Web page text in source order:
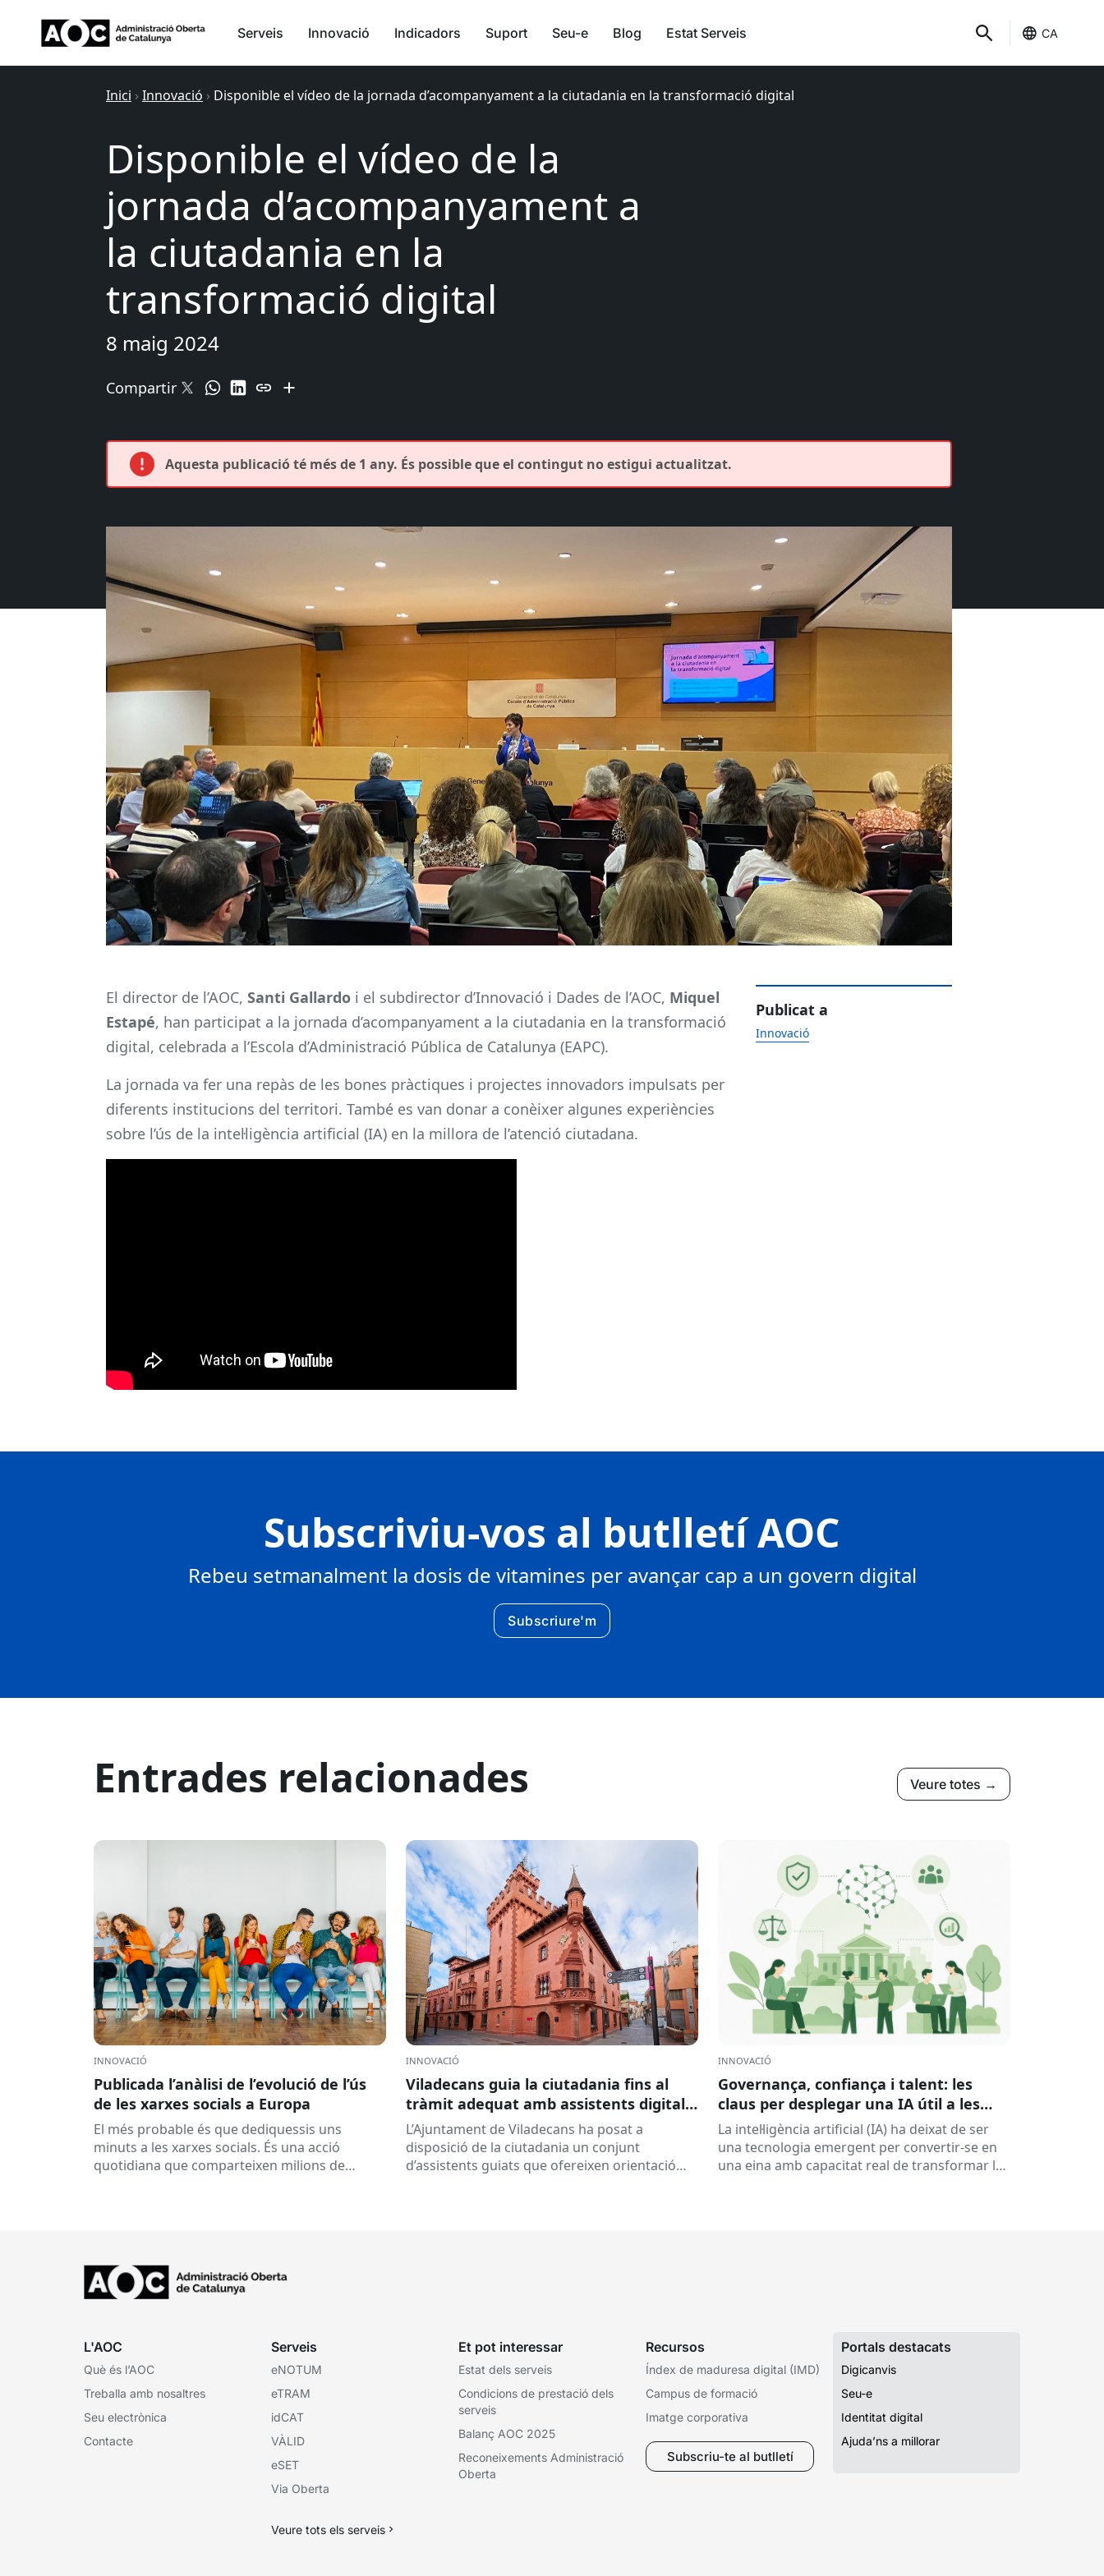
Serveis Innovació Indicadors Suport Seu-e Blog Estat Serveis CA
Inici › Innovació › Disponible el vídeo de la jornada d’acompanyament a la ciutadania en la transformació digital
Disponible el vídeo de la
jornada d’acompanyament a
la ciutadania en la
transformació digital
8 maig 2024
Compartir
Aquesta publicació té més de 1 any. És possible que el contingut no estigui actualitzat.
El director de l’AOC, Santi Gallardo i el subdirector d’Innovació i Dades de l’AOC, Miquel
Estapé, han participat a la jornada d’acompanyament a la ciutadania en la transformació
digital, celebrada a l’Escola d’Administració Pública de Catalunya (EAPC).
La jornada va fer una repàs de les bones pràctiques i projectes innovadors impulsats per
diferents institucions del territori. També es van donar a conèixer algunes experiències
sobre l’ús de la intel·ligència artificial (IA) en la millora de l’atenció ciutadana.
Publicat a
Innovació
Subscriviu-vos al butlletí AOC
Rebeu setmanalment la dosis de vitamines per avançar cap a un govern digital
Subscriure'm
Entrades relacionades Veure totes →
INNOVACIÓ
Publicada l’anàlisi de l’evolució de l’ús
de les xarxes socials a Europa
El més probable és que dediquessis uns
minuts a les xarxes socials. És una acció
quotidiana que comparteixen milions de
INNOVACIÓ
Viladecans guia la ciutadania fins al
tràmit adequat amb assistents digitals:
DigiCanvis
L’Ajuntament de Viladecans ha posat a
disposició de la ciutadania un conjunt
d’assistents guiats que ofereixen orientació
INNOVACIÓ
Governança, confiança i talent: les
claus per desplegar una IA útil a les
administracions
La intel·ligència artificial (IA) ha deixat de ser
una tecnologia emergent per convertir-se en
una eina amb capacitat real de transformar la
L'AOC
Què és l’AOC
Treballa amb nosaltres
Seu electrònica
Contacte
Serveis
eNOTUM
eTRAM
idCAT
VÀLID
eSET
Via Oberta
Veure tots els serveis
Et pot interessar
Estat dels serveis
Condicions de prestació dels
serveis
Balanç AOC 2025
Reconeixements Administració
Oberta
Recursos
Índex de maduresa digital (IMD)
Campus de formació
Imatge corporativa
Subscriu-te al butlletí
Portals destacats
Digicanvis
Seu-e
Identitat digital
Ajuda’ns a millorar